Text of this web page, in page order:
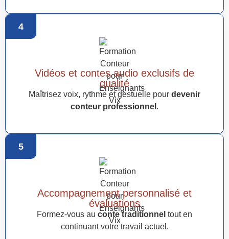
4
Vidéos et contes audio exclusifs de
qualité
Maîtrisez voix, rythme et gestuelle pour devenir
conteur professionnel .
5
Accompagnement personnalisé et
évaluations
Formez-vous au conte traditionnel tout en
continuant votre travail actuel.